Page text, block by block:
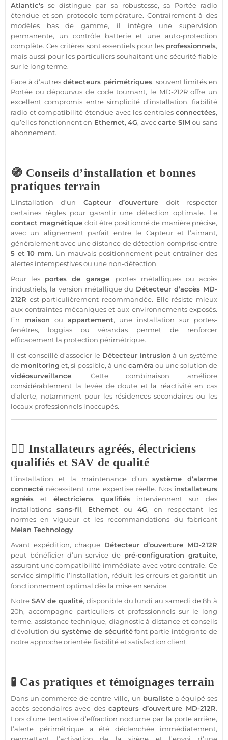
Atlantic's se distingue par sa robustesse, sa Portéeradio
étendue et son protocole température. Contrairement à des
modèles bas de gamme, il intègre une supervision
permanente, un contrôle batterie et une auto-protection
complète. Ces critères sont essentiels pour les professionnels,
mais aussi pour les particuliers souhaitant une sécurité fiable
sur le long terme.
Face à d’autresdétecteurs périmétriques, souvent limités en
Portée ou dépourvus de code tournant, le MD-212Roffre un
excellent compromis entre simplicité d’installation, fiabilité
radio et compatibilité étendue avec les centrales connectées,
qu’elles fonctionnent en Ethernet,4G, aveccarte SIMousans
abonnement.
🧭 Conseils d’installation et bonnes
pratiques terrain
L’installation d’un Capteurd’ouverture doit respecter
certaines règles pour garantir une détection optimale. Le
contact magnétique doit être positionné de manière précise,
avec un alignement parfait entre le Capteuret l’aimant,
généralement avec une distance de détection comprise entre
5 et 10 mm. Un mauvais positionnement peut entraîner des
alertes intempestives ou une non-détection.
Pour les portes de garage, portes métalliques ou accès
industriels, la version métallique du Détecteur d’accès MD-
212R est particulièrement recommandée. Elle résiste mieux
aux contraintes mécaniques et aux environnements exposés.
En maison ou appartement, une installation sur portes-
fenêtres, loggias ou vérandas permet de renforcer
efficacement la protection périmétrique.
Il est conseillé d’associer le Détecteurintrusion à unsystème
de monitoring et, si possible, à unecaméra ou une solution de
vidéosurveillance. Cette combinaison améliore
considérablement la levée de doute et la réactivité en cas
d’alerte, notamment pour les résidences secondaires ou les
locaux professionnels inoccupés.
👷‍♂️ Installateurs agréés, électriciens
qualifiés et SAV de qualité
L’installation et la maintenance d’un système d’alarme
connecté nécessitent une expertise réelle. Nos installateurs
agréés et électriciens qualifiésinterviennent sur des
installations sans-fil, Ethernet ou 4G, en respectant les
normes en vigueur et les recommandations du fabricant
Meian Technology.
Avant expédition, chaque Détecteurd’ouverture MD-212R
peut bénéficier d’un service de pré-configuration gratuite,
assurant une compatibilité immédiate avec votrecentrale. Ce
service simplifie l’installation, réduit les erreurs et garantit un
fonctionnement optimal dès la mise en service.
Notre SAV de qualité, disponible du lundi au samedi de 8h à
20h, accompagne particuliers et professionnels sur le long
terme. assistancetechnique, diagnostic à distance et conseils
d’évolution du systèmede sécuritéfont partie intégrante de
notre approche orientée fiabilité et satisfaction client.
🧪 Cas pratiques et témoignages terrain
Dans uncommerce de centre-ville, un buralistea équipé ses
accès secondaires avec des capteurs d’ouverture MD-212R.
Lors d’une tentative d’effraction nocturne par la porte arrière,
l’alerte périmétrique a été déclenchée immédiatement,